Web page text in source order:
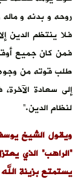
بل في بعضها،
الضرورية، و إلا
سيوف الظلمة و
و هما وسيلتاه
الحاجة شرط
في النصرانية هو
من طيباتها، ولا